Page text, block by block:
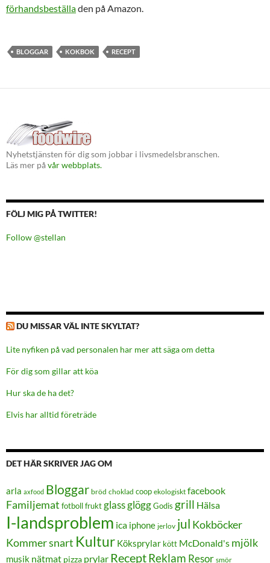
förhandsbeställaden på Amazon.
BLOGGAR KOKBOK RECEPT
Nyhetstjänsten för dig som jobbar i livsmedelsbranschen.
Läs mer påvår webbplats.
FÖLJ MIG PÅ TWITTER!
Follow @stellan
DU MISSAR VÄL INTE SKYLTAT?
Lite nyfiken på vad personalen har mer att säga om detta
För dig som gillar att köa
Hur ska de ha det?
Elvis har alltid företräde
DET HÄR SKRIVER JAG OM
arla axfood Bloggar bröd choklad coop ekologiskt facebook
Familjemat fotboll fruktglassglöggGodis grill Hälsa
I-landsproblem ica iphone jerlov jul Kokböcker
Kommer snart Kultur Köksprylar kött McDonald's mjölk
musik nätmat pizza prylar ReceptReklam Resor smör